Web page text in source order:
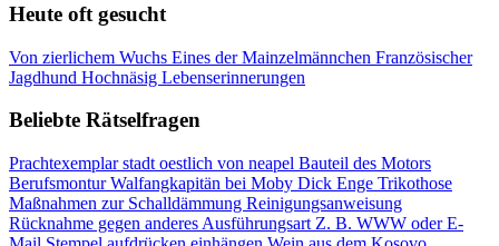
Heute oft gesucht
Von zierlichem Wuchs Eines der Mainzelmännchen Französischer
Jagdhund Hochnäsig Lebenserinnerungen
Beliebte Rätselfragen
Prachtexemplarstadt oestlich von neapel Bauteil des Motors
BerufsmonturWalfangkapitän bei Moby Dick Enge Trikothose
Maßnahmen zur Schalldämmung Reinigungsanweisung
Rücknahme gegen anderes Ausführungsart Z. B. WWW oder E-